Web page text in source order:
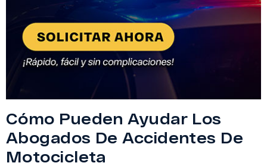
Cómo Pueden Ayudar Los
Abogados De Accidentes De
Motocicleta